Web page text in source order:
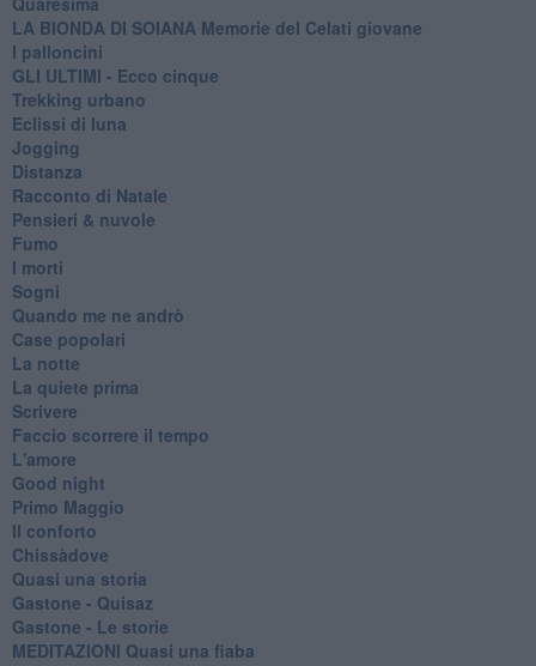
LA BIONDA DI SOIANA Memorie del Celati giovane
I palloncini
GLI ULTIMI - Ecco cinque
Trekking urbano
Eclissi di luna
Jogging
Distanza
Racconto di Natale
Pensieri & nuvole
Fumo
I morti
Sogni
Quando me ne andrò
Case popolari
La notte
La quiete prima
Scrivere
Faccio scorrere il tempo
L'amore
Good night
Primo Maggio
Il conforto
Chissàdove
Quasi una storia
Gastone - Quisaz
Gastone - Le storie
MEDITAZIONI Quasi una fiaba